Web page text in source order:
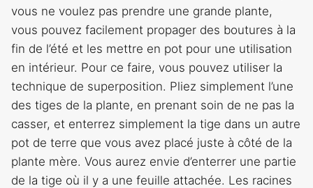
vous ne voulez pas prendre une grande plante,
vous pouvez facilement propager des boutures à la
fin de l’été et les mettre en pot pour une utilisation
en intérieur. Pour ce faire, vous pouvez utiliser la
technique de superposition. Pliez simplement l’une
des tiges de la plante, en prenant soin de ne pas la
casser, et enterrez simplement la tige dans un autre
pot de terre que vous avez placé juste à côté de la
plante mère. Vous aurez envie d’enterrer une partie
de la tige où il y a une feuille attachée. Les racines